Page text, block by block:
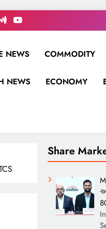
NEWS COMMODITY
NEWS ECONOMY
Share